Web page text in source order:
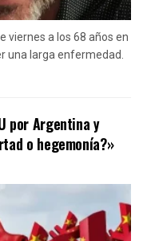
viernes a los 68 años en
una larga enfermedad.
por Argentina y
o hegemonía?»